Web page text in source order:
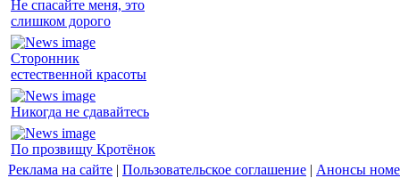
Не спасайте меня, это
слишком дорого
Сторонник
естественной красоты
Никогда не сдавайтесь
По прозвищу Кротёнок
Реклама на сайте | Пользовательское соглашение | Анонсы